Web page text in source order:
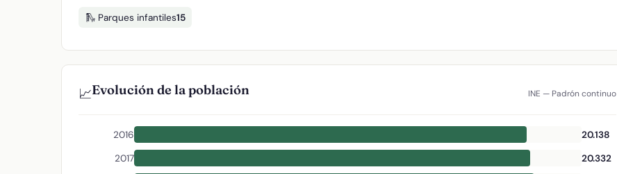
🛝 Parques infantiles15
📈Evolución de la población INE — Padrón continuo
2016
20.138
2017
20.332